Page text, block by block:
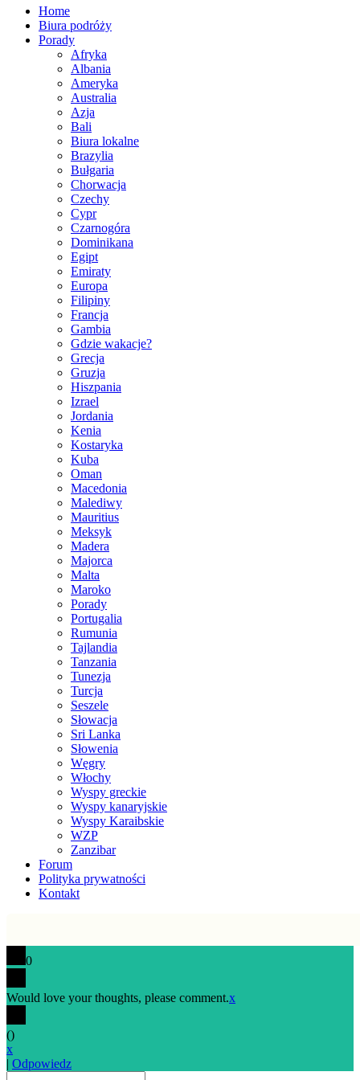
Home
Biura podróży
Porady
Afryka
Albania
Ameryka
Australia
Azja
Bali
Biura lokalne
Brazylia
Bułgaria
Chorwacja
Czechy
Cypr
Czarnogóra
Dominikana
Egipt
Emiraty
Europa
Filipiny
Francja
Gambia
Gdzie wakacje?
Grecja
Gruzja
Hiszpania
Izrael
Jordania
Kenia
Kostaryka
Kuba
Oman
Macedonia
Malediwy
Mauritius
Meksyk
Madera
Majorca
Malta
Maroko
Porady
Portugalia
Rumunia
Tajlandia
Tanzania
Tunezja
Turcja
Seszele
Słowacja
Sri Lanka
Słowenia
Węgry
Włochy
Wyspy greckie
Wyspy kanaryjskie
Wyspy Karaibskie
WZP
Zanzibar
Forum
Polityka prywatności
Kontakt
0
Would love your thoughts, please comment.x
()
x
| Odpowiedz